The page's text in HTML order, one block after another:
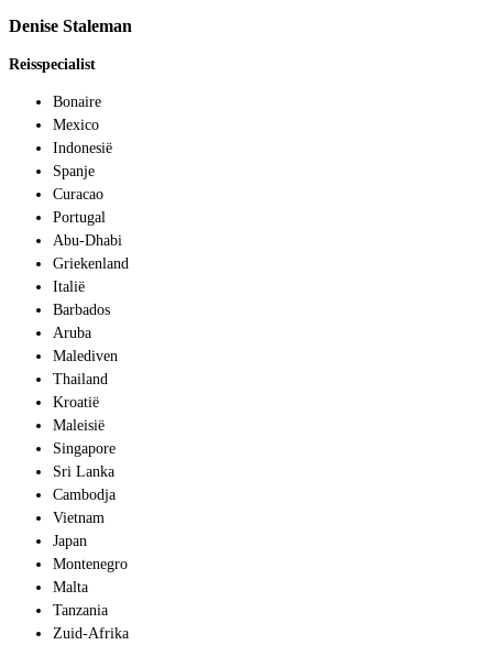
Denise Staleman
Reisspecialist
Bonaire
Mexico
Indonesië
Spanje
Curacao
Portugal
Abu-Dhabi
Griekenland
Italië
Barbados
Aruba
Malediven
Thailand
Kroatië
Maleisië
Singapore
Sri Lanka
Cambodja
Vietnam
Japan
Montenegro
Malta
Tanzania
Zuid-Afrika